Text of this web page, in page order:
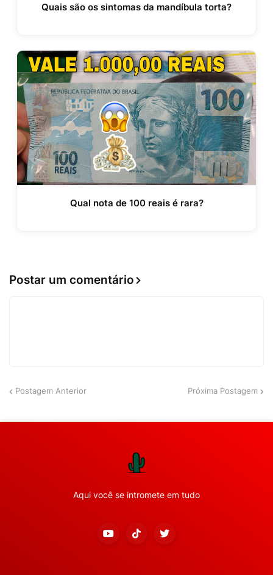
Quais são os sintomas da mandíbula torta?
Qual nota de 100 reais é rara?
Postar um comentário
Postagem Anterior Próxima Postagem
Aqui você se intromete em tudo